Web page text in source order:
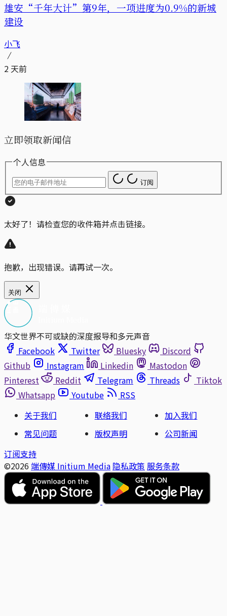
雄安“千年大计”第9年，一项进度为0.9%的新城
建设
小飞
2 天前
立即领取新闻信
个人信息
订阅
太好了！请检查您的收件箱并点击链接。
抱歉，出现错误。请再试一次。
关闭
华文世界不可或缺的深度报导和多元声音
Facebook
Twitter Bluesky
Discord
Github
Instagram Linkedin
Mastodon
Pinterest
Reddit Telegram Threads
Tiktok
Whatsapp
Youtube
RSS
关于我们
联络我们
加入我们
常见问题
版权声明
公司新闻
订阅支持
©2026 端傳媒 Initium Media 隐私政策 服务条款